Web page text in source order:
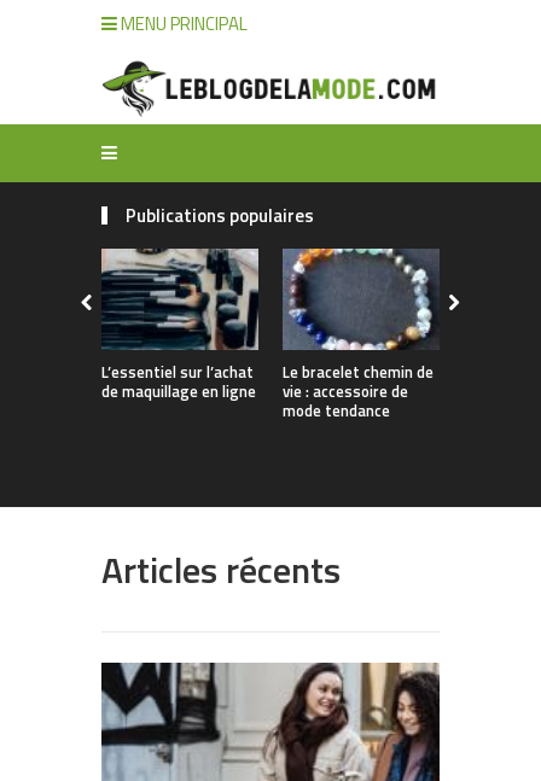
MENU PRINCIPAL
Publications populaires
L’essentiel sur l’achat
de maquillage en ligne
Le bracelet chemin de
vie : accessoire de
mode tendance
Articles récents